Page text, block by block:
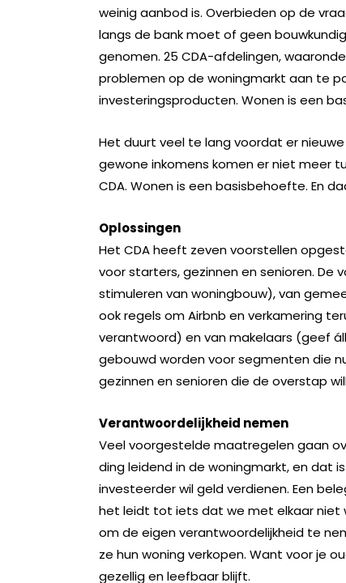
weinig aanbod is. Overbieden op de
langs de bank moet of geen
genomen. 25 CDA-afdelingen,
problemen op de woningmarkt aan te
investeringsproducten. Wonen is een
Het duurt veel te lang voordat er
gewone inkomens komen er niet meer
CDA. Wonen is een basisbehoefte. En
Oplossingen
Het CDA heeft zeven voorstellen
voor starters, gezinnen en senioren. De
stimuleren van woningbouw), van
ook regels om Airbnb en verkamering
verantwoord) en van makelaars (geef
gebouwd worden voor segmenten die
gezinnen en senioren die de overstap
Verantwoordelijkheid nemen
Veel voorgestelde maatregelen gaan
ding leidend in de woningmarkt, en dat
investeerder wil geld verdienen. Een
het leidt tot iets dat we met elkaar niet
om de eigen verantwoordelijkheid te
ze hun woning verkopen. Want voor je
gezellig en leefbaar blijft.